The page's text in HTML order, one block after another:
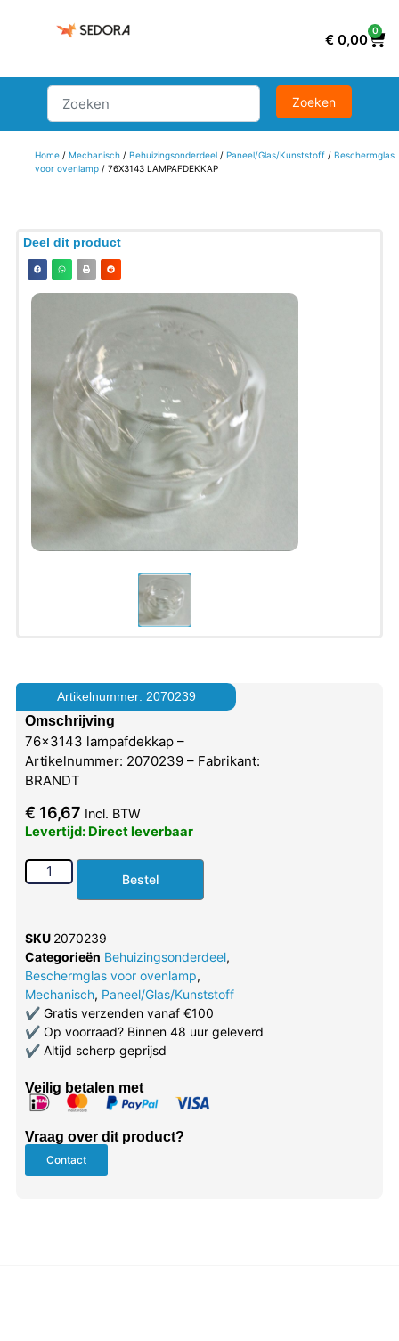
€ 0,00
0
Home/ Mechanisch/ Behuizingsonderdeel/ Paneel/Glas/Kunststoff/ Beschermglas
voor ovenlamp/ 76X3143 LAMPAFDEKKAP
Deel dit product
Artikelnummer: 2070239
Omschrijving
76×3143 lampafdekkap –
Artikelnummer: 2070239 – Fabrikant:
BRANDT
€ 16,67 Incl. BTW
Levertijd: Direct leverbaar
Bestel
SKU 2070239
Categorieën Behuizingsonderdeel,
Beschermglas voor ovenlamp,
Mechanisch, Paneel/Glas/Kunststoff
✔Gratis verzenden vanaf €100
✔Op voorraad? Binnen 48 uur geleverd
✔Altijd scherp geprijsd
Veilig betalen met
Vraag over dit product?
Contact